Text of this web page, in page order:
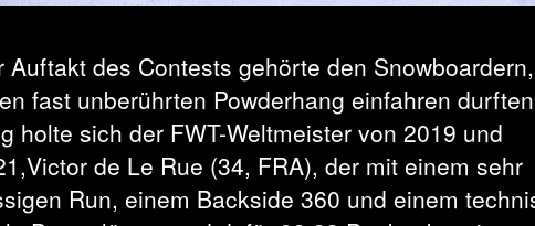
Auftakt des Contests gehörte den
fast unberührten Powderhang einfahren
holte sich der FWT-Weltmeister von 2019 und
de Le Rue (34, FRA), der mit einem sehr
Run, einem Backside 360 und einem